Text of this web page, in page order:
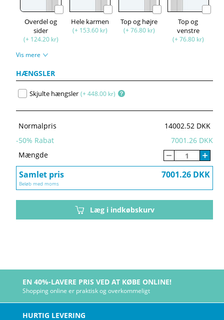
Overdel og
sider
(+ 124.20 kr)
Hele karmen
(+ 153.60 kr)
Top og højre
(+ 76.80 kr)
Top og
venstre
(+ 76.80 kr)
Vis mere
HÆNGSLER
Skjulte hængsler (+ 448.00 kr)
Normalpris
14002.52 DKK
-50% Rabat
7001.26 DKK
Mængde
Samlet pris 7001.26 DKK
Beløb med moms
Læg i indkøbskurv
EN 40%-LAVERE PRIS VED AT KØBE ONLINE!
Shopping online er praktisk og overkommeligt
HURTIG LEVERING